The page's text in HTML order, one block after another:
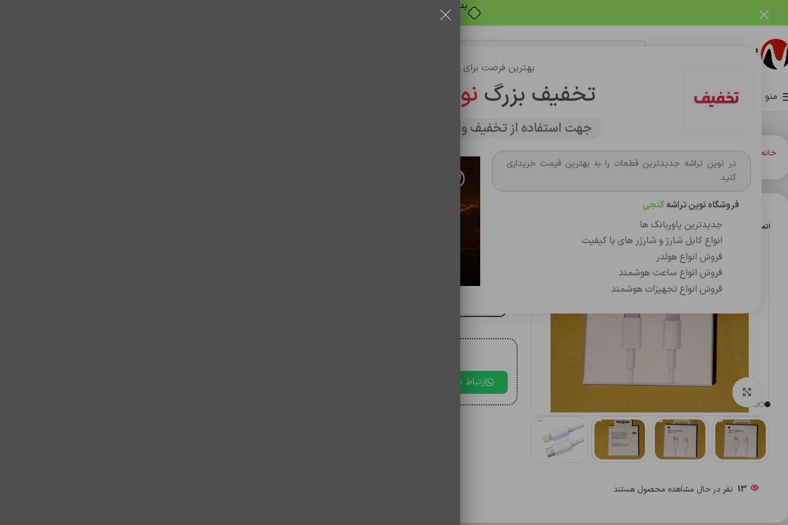
بهترین فرصت برای خرید
تخفیف بزرگ نوین تراشه
جهت استفاده از تخفیف وارد سایت شوید
در نوین تراشه جدیدترین قطعات را به بهترین قیمت خریداری
کنید
فروشگاه نوین تراشهگنجی
جدیدترین پاوربانک ها
انواع کابل شارژ و شارژر های با کیفیت
فروش انواع هولدر
فروش انواع ساعت هوشمند
فروش انواع تجهیزات هوشمند
بدون ضامن، بدون سود
منو صفحه اصلیفروشگاه
خانه شارژر و کابل شارژر فندکي کابل شارژ کابل شارژ آيفون 13 100% اورجينال
اتمام موجودی
13 نفر در حال مشاهده محصول هستند
کابل شارژ آيفون 13 100% اورجينال
ارتباط در بله
فروشگاه نوین تراشه گنجی